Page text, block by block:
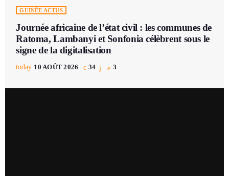
GUINÉE ACTUS
Journée africaine de l’état civil : les communes de
Ratoma, Lambanyi et Sonfonia célèbrent sous le
signe de la digitalisation
today 10 AOÛT 2026 34 3